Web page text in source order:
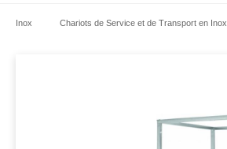
Inox Chariots de Service et de Transport en Inox